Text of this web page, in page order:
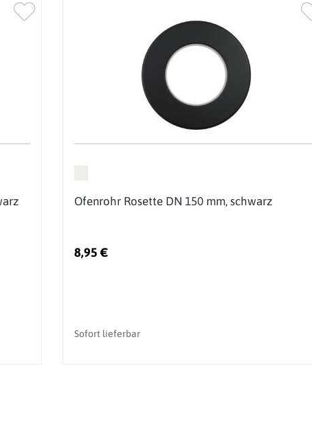
Ofenrohr Rosette DN 150 mm, schwarz
8,95 €
Sofort lieferbar